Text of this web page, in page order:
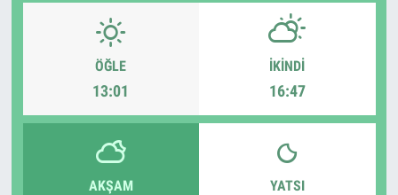
ÖĞLE
13:01
İKINDI
16:47
AKŞAM YATSI